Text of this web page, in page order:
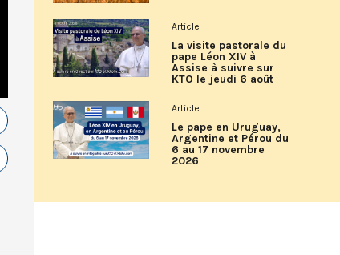
Article
La visite pastorale du
pape Léon XIV à
Assise à suivre sur
KTO le jeudi 6 août
Article
Le pape en Uruguay,
Argentine et Pérou du
6 au 17 novembre
2026